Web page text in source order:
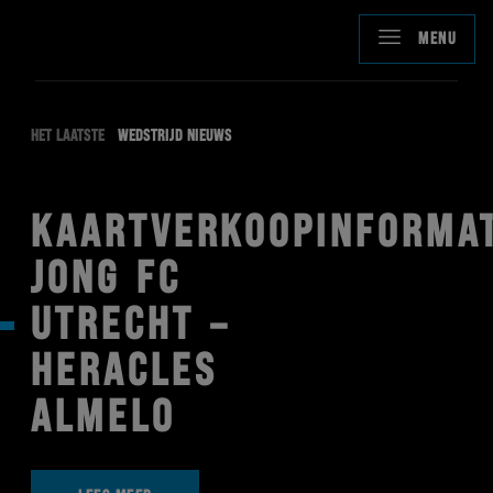
MENU
HET LAATSTE WEDSTRIJD NIEUWS
JONG FC
UTRECHT –
HERACLES
ALMELO